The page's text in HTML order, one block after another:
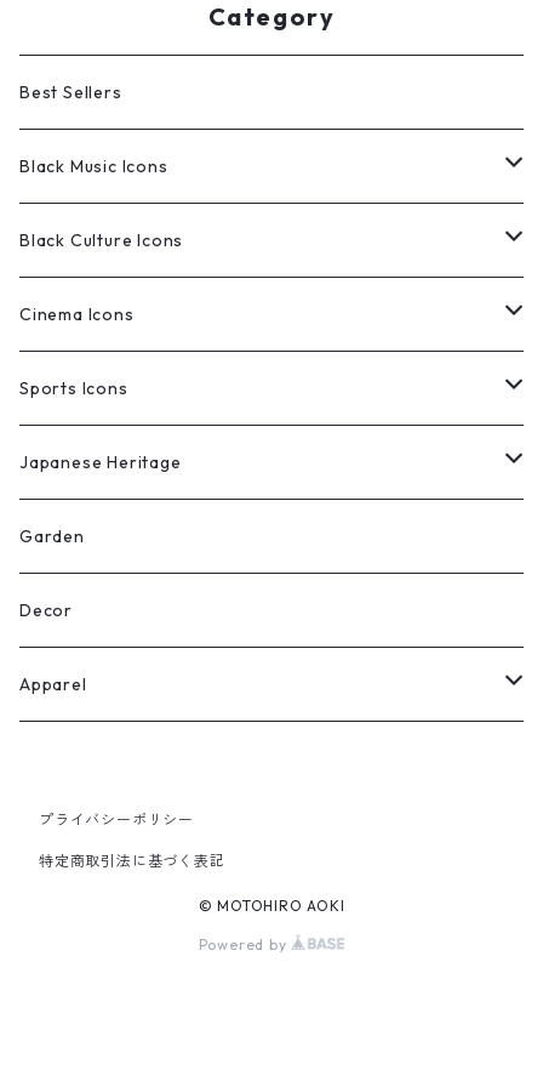
Category
Best Sellers
Black Music Icons
Original Works
Limited Edition Prints
Black Culture Icons
Original Works
Limited Edition Prints
Cinema Icons
Original Works
Limited Edition Prints
Sports Icons
Original Works
Limited Edition Prints
Japanese Heritage
Original Works
Limited Edition Prints
Garden
Decor
Apparel
Goods
プライバシーポリシー
特定商取引法に基づく表記
© MOTOHIRO AOKI
Powered by